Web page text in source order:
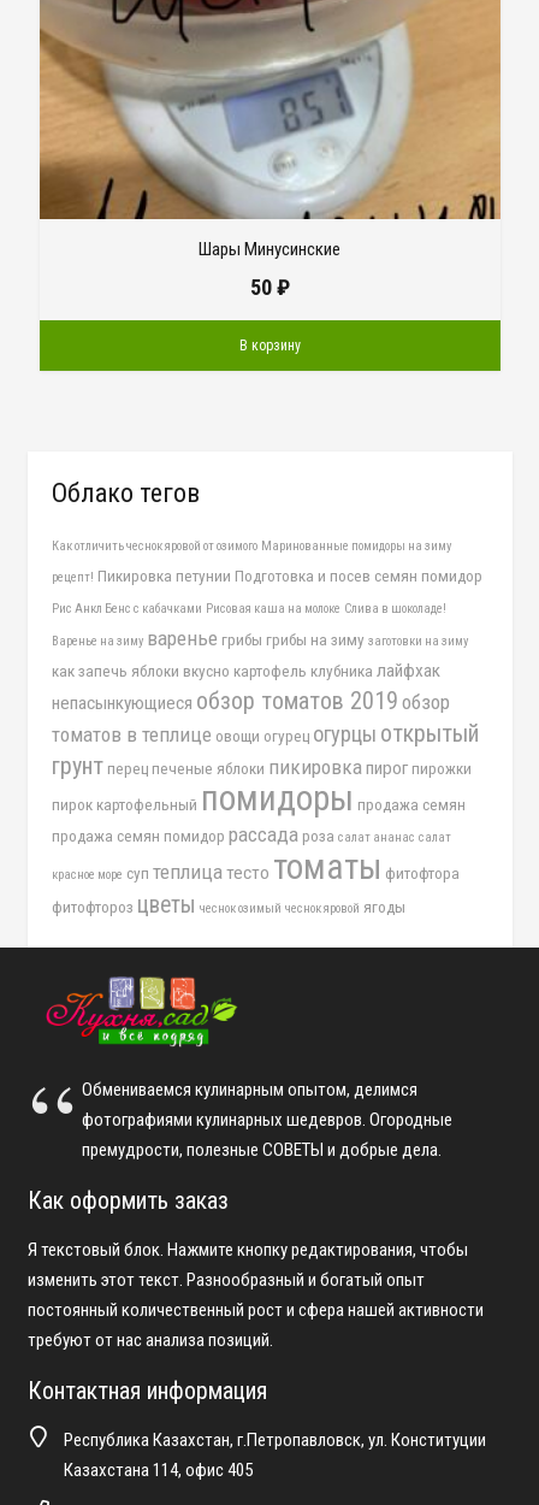
Шары Минусинские
50₽
В корзину
Облако тегов
Как отличить чеснок яровой от озимого Маринованные помидоры на зиму
рецепт! Пикировка петунии Подготовка и посев семян помидор
Рис Анкл Бенс с кабачками Рисовая каша на молоке Слива в шоколаде!
Варенье на зиму варенье грибы грибы на зиму заготовки на зиму
как запечь яблоки вкусно картофель клубника лайфхак
непасынкующиеся обзор томатов 2019 обзор
томатов в теплице овощи огурец огурцы открытый
грунт перец печеные яблоки пикировкапирог пирожки
пирок картофельный помидоры продажа семян
продажа семян помидор рассада роза салат ананас салат
красное море суп теплицатесто томаты фитофтора
фитофтороз цветы чеснок озимый чеснок яровой ягоды
Обмениваемся кулинарным опытом, делимся
фотографиями кулинарных шедевров. Огородные
премудрости, полезные СОВЕТЫ и добрые дела.
Как оформить заказ
Я текстовый блок. Нажмите кнопку редактирования, чтобы
изменить этот текст. Разнообразный и богатый опыт
постоянный количественный рост и сфера нашей активности
требуют от нас анализа позиций.
Контактная информация
Республика Казахстан, г.Петропавловск, ул. Конституции
Казахстана 114, офис 405